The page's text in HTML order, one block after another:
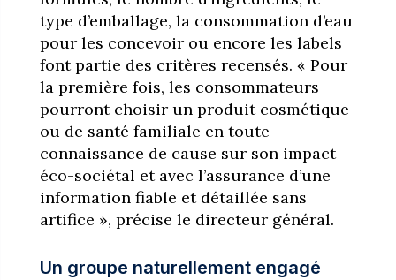
type d’emballage, la consommation d’eau
pour les concevoir ou encore les labels
font partie des critères recensés. « Pour
la première fois, les consommateurs
pourront choisir un produit cosmétique
ou de santé familiale en toute
connaissance de cause sur son impact
éco-sociétal et avec l’assurance d’une
information fiable et détaillée sans
artifice », précise le directeur général.
Un groupe naturellement engagé